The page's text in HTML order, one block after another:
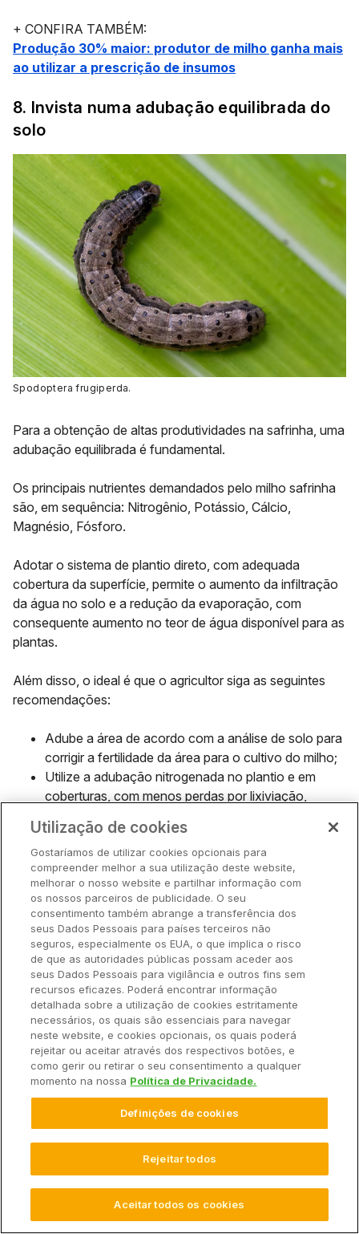
+ CONFIRA TAMBÉM:
Produção 30% maior: produtor de milho ganha mais
ao utilizar a prescrição de insumos
8. Invista numa adubação equilibrada do
solo
Spodoptera frugiperda.
Para a obtenção de altas produtividades na safrinha, uma
adubação equilibrada é fundamental.
Os principais nutrientes demandados pelo milho safrinha
são, em sequência: Nitrogênio, Potássio, Cálcio,
Magnésio, Fósforo.
Adotar o sistema de plantio direto , com adequada
cobertura da superfície, permite o aumento da infiltração
da água no solo e a redução da evaporação, com
consequente aumento no teor de água disponível para as
plantas.
Além disso, o ideal é que o agricultor siga as seguintes
recomendações:
Adube a área de acordo com a análise de solo para
corrigir a fertilidade da área para o cultivo do milho;
Utilize a adubação nitrogenada no plantio e em
coberturas, com menos perdas por lixiviação,
Aplique fungicidas foliares para as principais
doenças;
Aplique inseticidas para cigarrinha e lagartas
(principalmente para o gêneroSpodoptera).
9. Acompanhe as aplicações de
defensivos
Drone pulverizando milho.
Utilização de cookies
Gostaríamos de utilizar cookies opcionais para
compreender melhor a sua utilização deste website,
melhorar o nosso website e partilhar informação com
os nossos parceiros de publicidade. O seu
consentimento também abrange a transferência dos
seus Dados Pessoais para países terceiros não
seguros, especialmente os EUA, o que implica o risco
de que as autoridades públicas possam aceder aos
seus Dados Pessoais para vigilância e outros fins sem
recursos eficazes. Poderá encontrar informação
detalhada sobre a utilização de cookies estritamente
necessários, os quais são essenciais para navegar
neste website, e cookies opcionais, os quais poderá
rejeitar ou aceitar através dos respectivos botões, e
como gerir ou retirar o seu consentimento a qualquer
momento na nossa Política de Privacidade.
Definições de cookies
Rejeitar todos
Aceitar todos os cookies